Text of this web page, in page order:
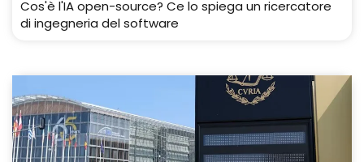
Cos'è l'IA open-source? Ce lo spiega un ricercatore
di ingegneria del software